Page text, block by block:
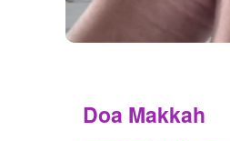
Doa Makkah